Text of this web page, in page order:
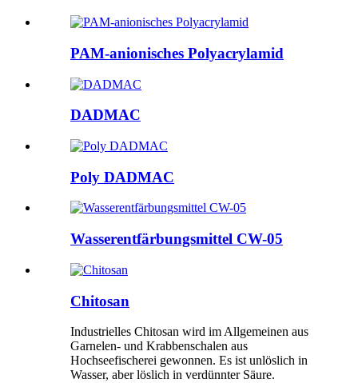
PAM-anionisches Polyacrylamid
DADMAC
Poly DADMAC
Wasserentfärbungsmittel CW-05
Chitosan
Industrielles Chitosan wird im Allgemeinen aus
Garnelen- und Krabbenschalen aus
Hochseefischerei gewonnen. Es ist unlöslich in
Wasser, aber löslich in verdünnter Säure.